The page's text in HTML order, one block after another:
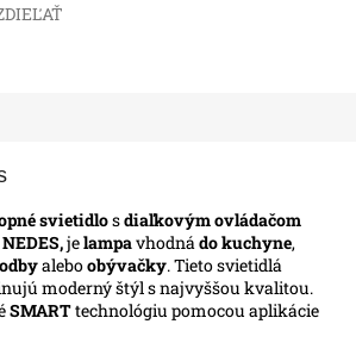
svietidlosdiaľkovým ovládačom
NEDES,jelampavhodnádo kuchyne,
aleboobývačky.Tieto svietidlá
moderný štýl s najvyššou kvalitou.
SMARTtechnológiu pomocou aplikácie